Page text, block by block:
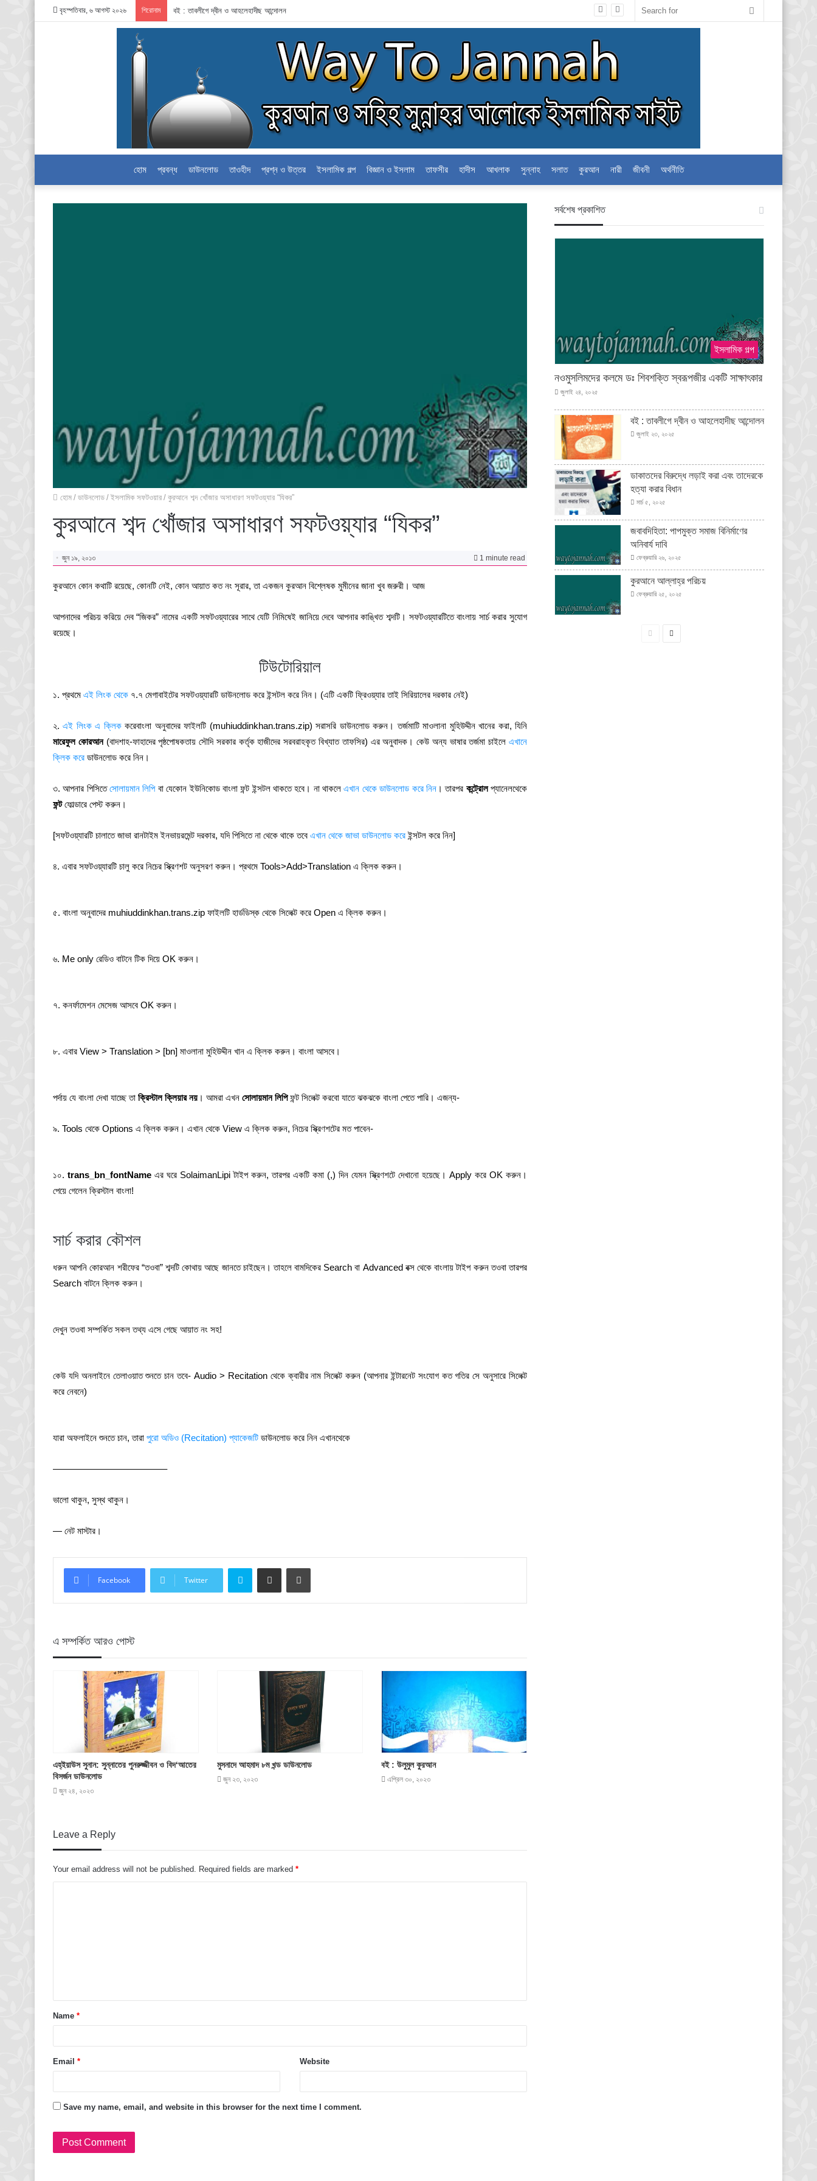
বৃহস্পতিবার, ৬ আগস্ট ২০২৬ শিরোনাম বই : তাবলীগে দ্বীন ও আহলেহাদীছ আন্দোলন Search
হোম প্রবন্ধ ডাউনলোড তাওহীদ প্রশ্ন ও উত্তর ইসলামিক গল্প বিজ্ঞান ও ইসলাম তাফসীর হাদীস আখলাক সুন্নাহ সলাত কুরআন নারী জীবনী অর্থনীতি
হোম / ডাউনলোড / ইসলামিক সফটওয়ার / কুরআনে শব্দ খোঁজার অসাধারণ সফটওয়্যার “যিকর”
কুরআনে শব্দ খোঁজার অসাধারণ সফটওয়্যার “যিকর”
জুন ১৯, ২০১৩ 1 minute read
কুরআনে কোন কথাটি রয়েছে, কোনটি নেই, কোন আয়াত কত নং সূরার, তা একজন কুরআন বিশ্লেষক মুমীনের জানা খুব জরুরী। আজ
আপনাদের পরিচয় করিয়ে দেব “জিকর” নামের একটি সফটওয়্যারের সাথে যেটি নিমিষেই জানিয়ে দেবে আপনার কাঙ্খিত শব্দটি। সফটওয়্যারটিতে বাংলায় সার্চ করার সুযোগ
রয়েছে।
টিউটোরিয়াল
১. প্রথমে এই লিংক থেকে ৭.৭ মেগাবাইটের সফটওয়্যারটি ডাউনলোড করে ইন্সটল করে নিন। (এটি একটি ফ্রিওয়্যার তাই সিরিয়ালের দরকার নেই)
২.এই লিংক এ ক্লিককরেবাংলা অনুবাদের ফাইলটি (muhiuddinkhan.trans.zip) সরাসরি ডাউনলোড করুন। তর্জমাটি মাওলানা মুহিউদ্দীন খানের করা, যিনি
মারেফুল কোরআন(বাদশাহ-ফাহাদের পৃষ্ঠপোষকতায় সৌদি সরকার কর্তৃক হাজীদের সরবরাহকৃত বিখ্যাত তাফসির) এর অনুবাদক। কেউ অন্য ভাষার তর্জমা চাইলেএখানে
ক্লিক করে ডাউনলোড করে নিন।
৩. আপনার পিসিতেসোলায়মান লিপিবা যেকোন ইউনিকোড বাংলা ফন্ট ইন্সটল থাকতে হবে। না থাকলেএখান থেকে ডাউনলোড করে নিন। তারপর কন্ট্রোলপ্যানেলথেকে
ফন্টফোল্ডারে পেস্ট করুন।
[সফটওয়্যারটি চালাতে জাভা রানটাইম ইনভায়রমেন্ট দরকার, যদি পিসিতে না থেকে থাকে তবে এখান থেকে জাভা ডাউনলোড করেইন্সটল করে নিন]
৪. এবার সফটওয়্যারটি চালু করে নিচের স্ক্রিণশট অনুসরণ করুন। প্রথমে Tools>Add>Translation এ ক্লিক করুন।
৫. বাংলা অনুবাদের muhiuddinkhan.trans.zip ফাইলটি হার্ডডিস্ক থেকে সিলেক্ট করে Open এ ক্লিক করুন।
৬. Me only রেডিও বাটনে টিক দিয়ে OK করুন।
৭. কনর্ফামেশন মেসেজ আসবে OK করুন।
৮. এবার View > Translation > [bn] মাওলানা মুহিউদ্দীন খান এ ক্লিক করুন। বাংলা আসবে।
পর্দায় যে বাংলা দেখা যাচ্ছে তা ক্রিস্টাল ক্লিয়ার নয়। আমরা এখন সোলায়মান লিপিফন্ট সিলেক্ট করবো যাতে ঝকঝকে বাংলা পেতে পারি। এজন্য-
৯. Tools থেকে Options এ ক্লিক করুন। এখান থেকে View এ ক্লিক করুন, নিচের স্ক্রিণশটের মত পাবেন-
১০. trans_bn_fontName এর ঘরে SolaimanLipi টাইপ করুন, তারপর একটি কমা (,) দিন যেমন স্ক্রিণশটে দেখানো হয়েছে। Apply করে OK করুন।
পেয়ে গেলেন ক্রিস্টাল বাংলা!
সার্চ করার কৌশল
ধরুন আপনি কোরআন শরীফের “তওবা” শব্দটি কোথায় আছে জানতে চাইছেন। তাহলে বামদিকের Search বা Advanced বক্স থেকে বাংলায় টাইপ করুন তওবা তারপর
Search বাটনে ক্লিক করুন।
দেখুন তওবা সম্পর্কিত সকল তথ্য এসে গেছে আয়াত নং সহ!
কেউ যদি অনলাইনে তেলাওয়াত শুনতে চান তবে- Audio > Recitation থেকে ক্বারীর নাম সিলেক্ট করুন (আপনার ইন্টারনেট সংযোগ কত গতির সে অনুসারে সিলেক্ট
করে নেবনে)
যারা অফলাইনে শুনতে চান, তারা পুরো অডিও (Recitation) প্যাকেজটি ডাউনলোড করে নিন এখানথেকে
————————————–
ভালো থাকুন, সুস্থ থাকুন।
— নেট মাস্টার।
Facebook Twitter
Skype Share via Email Print
এ সম্পর্কিত আরও পোস্ট
এহ্‌ইয়াউস সুনান: সুন্নাতের পুনরুজ্জীবন ও বিদ‘আতের
বিসর্জন ডাউনলোড
জুন ২৪, ২০২৩
মুসনাদে আহমাদ ৮ম খন্ড ডাউনলোড
জুন ২৩, ২০২৩
বই : উলুমুল কুরআন
এপ্রিল ৩০, ২০২৩
Leave a Reply
Your email address will not be published. Required fields are marked *
Name *
Email * Website
Save my name, email, and website in this browser for the next time I comment.
স‍র্বশেষ প্রকাশিত
ইসলামিক গল্প
নওমুসলিমদের কলমে ডঃ শিবশক্তি স্বরূপজীর একটি সাক্ষাৎকার
জুলাই ২৪, ২০২৫
বই : তাবলীগে দ্বীন ও আহলেহাদীছ আন্দোলন
জুলাই ২৩, ২০২৫
ডাকাতদের বিরুদ্ধে লড়াই করা এবং তাদেরকে
হত্যা করার বিধান
মার্চ ৫, ২০২৫
জবাবদিহিতা: পাপমুক্ত সমাজ বিনির্মাণের
অনিবার্য দাবি
ফেব্রুয়ারি ২৬, ২০২৫
কুরআনে আল্লাহ্‌র পরিচয়
ফেব্রুয়ারি ২৫, ২০২৫